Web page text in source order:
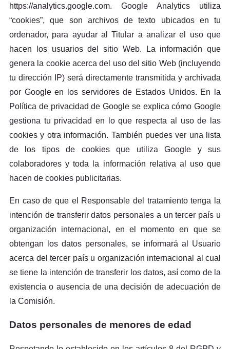
https://analytics.google.com. Google Analytics utiliza
“cookies”, que son archivos de texto ubicados en tu
ordenador, para ayudar al Titular a analizar el uso que
hacen los usuarios del sitio Web. La información que
genera la cookie acerca del uso del sitio Web (incluyendo
tu dirección IP) será directamente transmitida y archivada
por Google en los servidores de Estados Unidos. En la
Política de privacidad de Google se explica cómo Google
gestiona tu privacidad en lo que respecta al uso de las
cookies y otra información. También puedes ver una lista
de los tipos de cookies que utiliza Google y sus
colaboradores y toda la información relativa al uso que
hacen de cookies publicitarias.
En caso de que el Responsable del tratamiento tenga la
intención de transferir datos personales a un tercer país u
organización internacional, en el momento en que se
obtengan los datos personales, se informará al Usuario
acerca del tercer país u organización internacional al cual
se tiene la intención de transferir los datos, así como de la
existencia o ausencia de una decisión de adecuación de
la Comisión.
Datos personales de menores de edad